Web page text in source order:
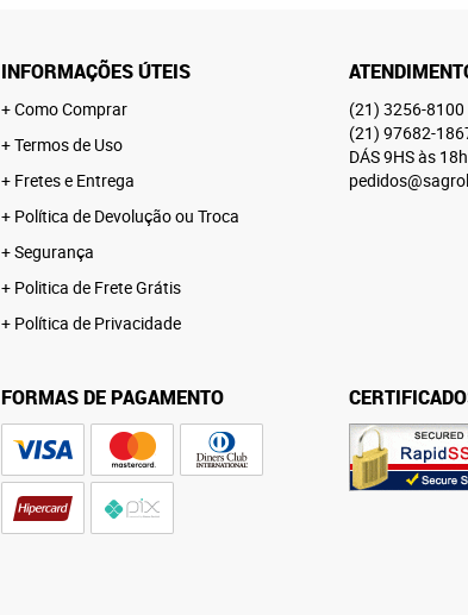
INFORMAÇÕES ÚTEIS
Como Comprar
Termos de Uso
Fretes e Entrega
Política de Devolução ou Troca
Segurança
Politica de Frete Grátis
Política de Privacidade
(21) 3256-8100
(21) 97682-
DÁS 9HS às
FORMAS DE PAGAMENTO